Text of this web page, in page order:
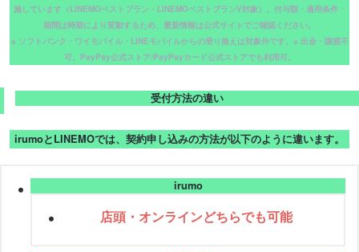
施しています（LINEMOベストプラン・LINEMOベストプランV対象）。付与額・適用条件・
期間は時期により変動するため、最新情報は公式サイトでご確認ください。
※ ソフトバンク・ワイモバイル・LINEモバイルからの乗り換えは対象外です。※ 出金・譲渡不
可。PayPay公式ストア/PayPayカード公式ストアでも利用可。
受付方法の違い
irumoとLINEMOでは、契約申し込みの方法が以下のように違います。
irumo
店頭・オンラインどちらでも可能